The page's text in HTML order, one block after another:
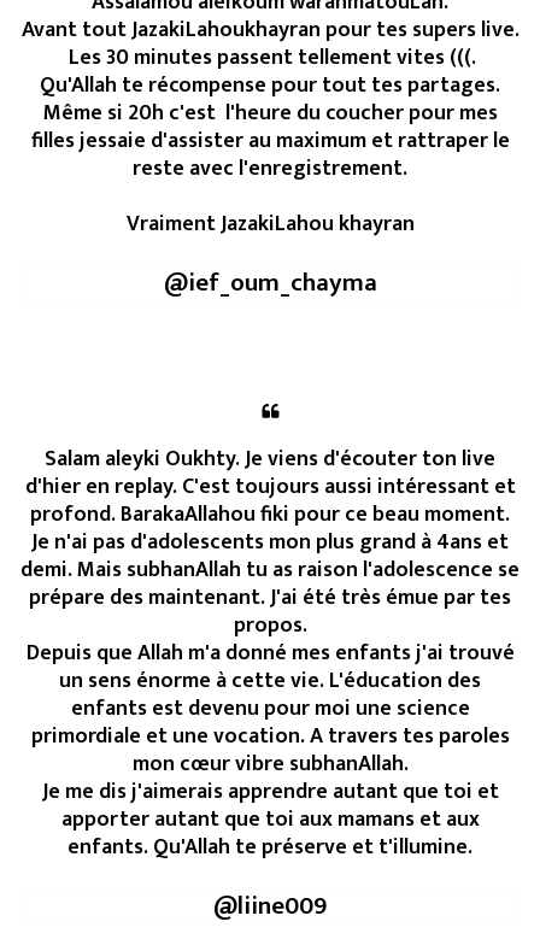
Avant tout JazakiLahoukhayran pour tes supers live.
Les 30 minutes passent tellement vites (((.
Qu'Allah te récompense pour tout tes partages.
Même si 20h c'est l'heure du coucher pour mes
filles jessaie d'assister au maximum et rattraper le
reste avec l'enregistrement.
Vraiment JazakiLahou khayran​
@ief_oum_chayma
Salam aleyki Oukhty. Je viens d'écouter ton live
d'hier en replay. C'est toujours aussi intéressant et
profond. BarakaAllahou fiki pour ce beau moment.
Je n'ai pas d'adolescents mon plus grand à 4ans et
demi. Mais subhanAllah tu as raison l'adolescence se
prépare des maintenant. J'ai été très émue par tes
propos.
Depuis que Allah m'a donné mes enfants j'ai trouvé
un sens énorme à cette vie. L'éducation des
enfants est devenu pour moi une science
primordiale et une vocation. A travers tes paroles
mon cœur vibre subhanAllah.
Je me dis j'aimerais apprendre autant que toi et
apporter autant que toi aux mamans et aux
enfants. Qu'Allah te préserve et t'illumine.
@liine009